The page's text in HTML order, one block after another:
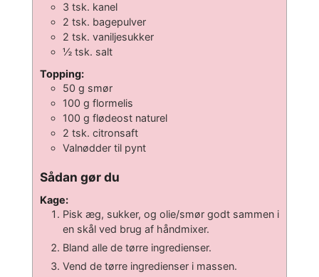
3 tsk. kanel
2 tsk. bagepulver
2 tsk. vaniljesukker
½ tsk. salt
Topping:
50 g smør
100 g flormelis
100 g flødeost naturel
2 tsk. citronsaft
Valnødder til pynt
Sådan gør du
Kage:
Pisk æg, sukker, og olie/smør godt sammen i
en skål ved brug af håndmixer.
Bland alle de tørre ingredienser.
Vend de tørre ingredienser i massen.